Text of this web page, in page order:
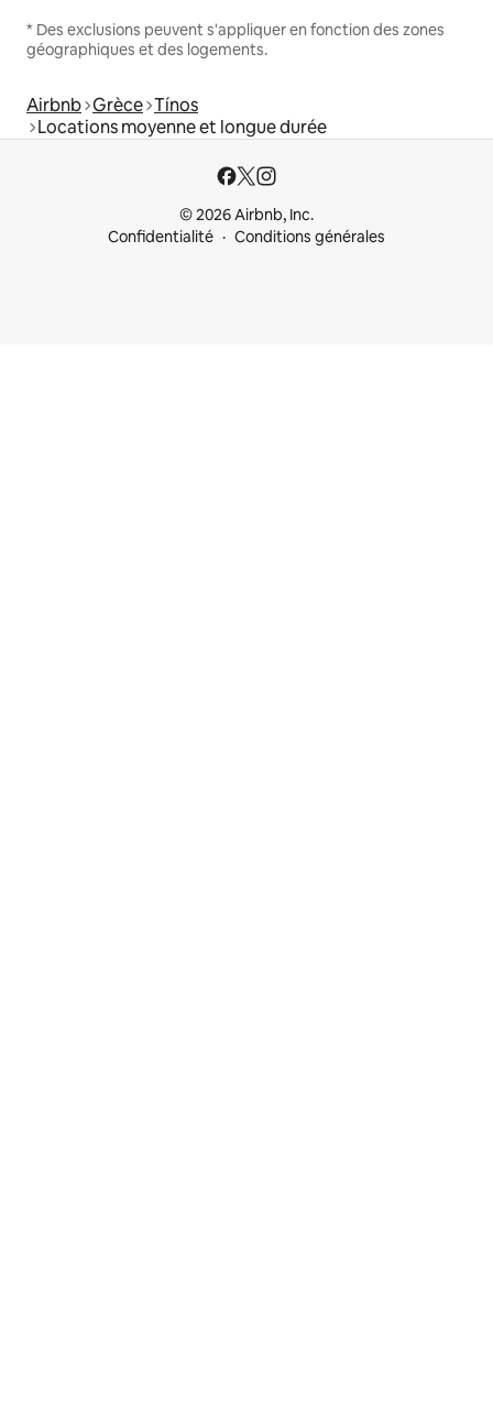
* Des exclusions peuvent s'appliquer en fonction des zones
géographiques et des logements.
Airbnb Grèce Tínos
Locations moyenne et longue durée
© 2026 Airbnb, Inc.
Confidentialité
Conditions générales